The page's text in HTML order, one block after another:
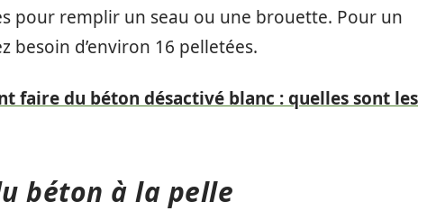
pour remplir un seau ou une brouette. Pour un
besoin d’environ 16 pelletées.
faire du béton désactivé blanc : quelles sont les
béton à la pelle